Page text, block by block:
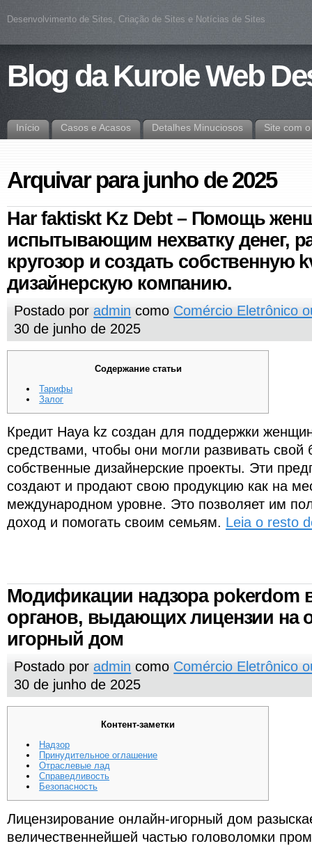
Desenvolvimento de Sites, Criação de Sites e Notícias de Sites
Blog da Kurole Web
Início Casos e Acasos Detalhes Minuciosos Site com
Arquivar para junho de 2025
Har faktiskt Kz Debt – Помощь
испытывающим нехватку денег,
кругозор и создать собственную
дизайнерскую компанию.
Postado poradmin como Comércio Eletrônico
30 de junho de 2025
Содержание статьи
Тарифы
Залог
Кредит Haya kz создан для поддержки
средствами, чтобы они могли развивать свой
собственные дизайнерские проекты. Эти
создают и продают свою продукцию как на
международном уровне. Это позволяет им
доход и помогать своим семьям. Leia o resto
Модификации надзора pokerdom
органов, выдающих лицензии на
игорный дом
Postado poradmin como Comércio Eletrônico
30 de junho de 2025
Контент-заметки
Надзор
Принудительное оглашение
Отраслевые лад
Справедливость
Безопасность
Лицензирование онлайн-игорный дом
величественнейшей частью головоломки